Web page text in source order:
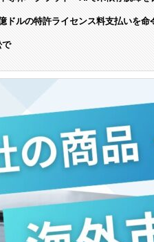
ドルの特許ライセンス料支払いを命
で